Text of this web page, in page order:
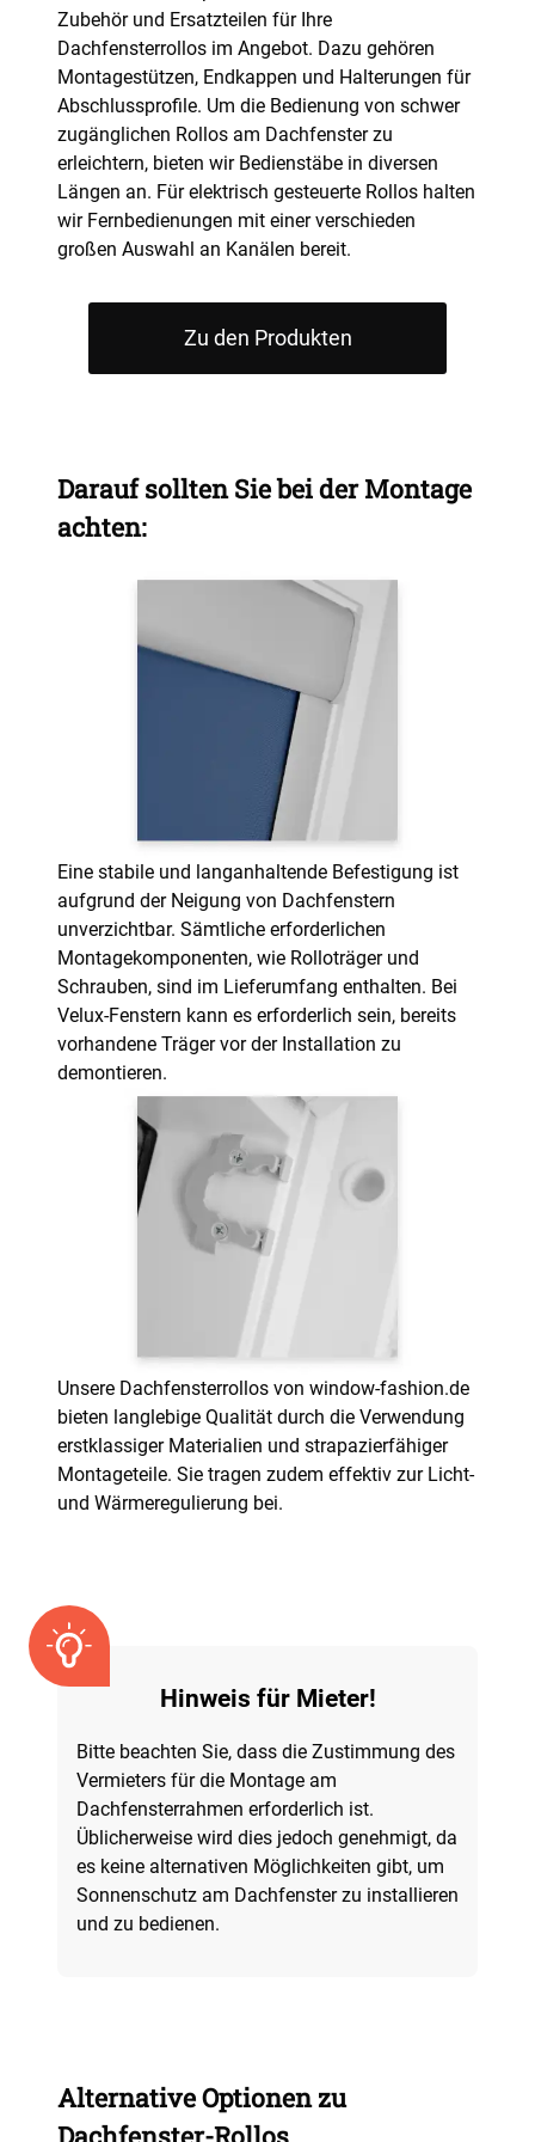
Jetzt konfigurieren
Wohnzimmer für entspanntes Filmschauen
während des Tages.
Jetzt konfigurieren
wird, aber Blendung vermieden werden soll.
Jetzt konfigurieren
kreieren eine behagliche Stimmung, perfekt für
Ess- und Wohnzimmer. Sie erlauben die Nutzung
von Tageslicht und bieten dennoch
ausreichenden Sichtschutz.
Jetzt konfigurieren
Sie sind ideal, um Räume mit viel natürlichem
Licht zu durchfluten und bieten einen moderaten
Schutz vor direkter Sonneneinstrahlung. Perfekt
für Räume mit herrlicher Aussicht oder
Wintergärten, da sie den Eindruck von mehr Raum
erzeugen.
Jetzt konfigurieren
Zubehör und Ersatzteilen für Ihre
Dachfensterrollos im Angebot. Dazu gehören
Montagestützen, Endkappen und Halterungen für
Abschlussprofile. Um die Bedienung von schwer
zugänglichen Rollos am Dachfenster zu
erleichtern, bieten wir Bedienstäbe in diversen
Längen an. Für elektrisch gesteuerte Rollos halten
wir Fernbedienungen mit einer verschieden
großen Auswahl an Kanälen bereit.
Zu den Produkten
Darauf sollten Sie bei der Montage
achten:
Eine stabile und langanhaltende Befestigung ist
aufgrund der Neigung von Dachfenstern
unverzichtbar. Sämtliche erforderlichen
Montagekomponenten, wie Rolloträger und
Schrauben, sind im Lieferumfang enthalten. Bei
Velux-Fenstern kann es erforderlich sein, bereits
vorhandene Träger vor der Installation zu
demontieren.
Unsere Dachfensterrollos von window-fashion.de
bieten langlebige Qualität durch die Verwendung
erstklassiger Materialien und strapazierfähiger
Montageteile. Sie tragen zudem effektiv zur Licht-
und Wärmeregulierung bei.
Hinweis für Mieter!
Bitte beachten Sie, dass die Zustimmung des
Vermieters für die Montage am
Dachfensterrahmen erforderlich ist.
Üblicherweise wird dies jedoch genehmigt, da
es keine alternativen Möglichkeiten gibt, um
Sonnenschutz am Dachfenster zu installieren
und zu bedienen.
Alternative Optionen zu